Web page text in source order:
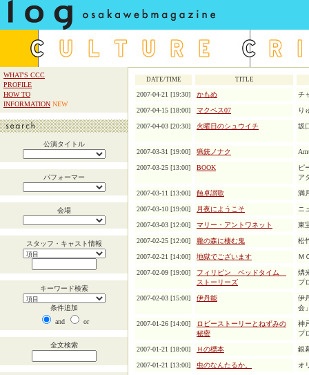
WHAT'S CCC
PROFILE
HOW TO
INFORMATION NEW
公演タイトル
パフォーマー
会場
スタッフ・キャスト情報
キーワード検索
条件追加
and
or
全文検索
DATE/TIME TITLE
2007-04-21 [19:30] かもめ チ
2007-04-15 [18:00] マクベス07 り
2007-04-03 [20:30] 火曜日のシュウイチ 坂
2007-03-31 [19:00] 猟銃ノナク
2007-03-25 [13:00] BOOK
ピ
ア
2007-03-11 [13:00] 蝕卓讃歌 満
2007-03-10 [19:00] 月夜にようこそ ニ
2007-03-03 [12:00] マリー・アントワネット 東
2007-02-25 [12:00] 朧の森に棲む鬼 松
2007-02-21 [14:00] 地獄でございます Ｍ
2007-02-09 [19:00]
フィリピン ベッドタイム
ストーリーズ
燐
プ
2007-02-03 [15:00] 伊丹能
伊
会
2007-01-26 [14:00]
ロビーストーリーとねずみの
秘密
神
プ
2007-01-21 [18:00] Ｈの標本 銀
2007-01-21 [13:00] 虫のなんたるか。 オ